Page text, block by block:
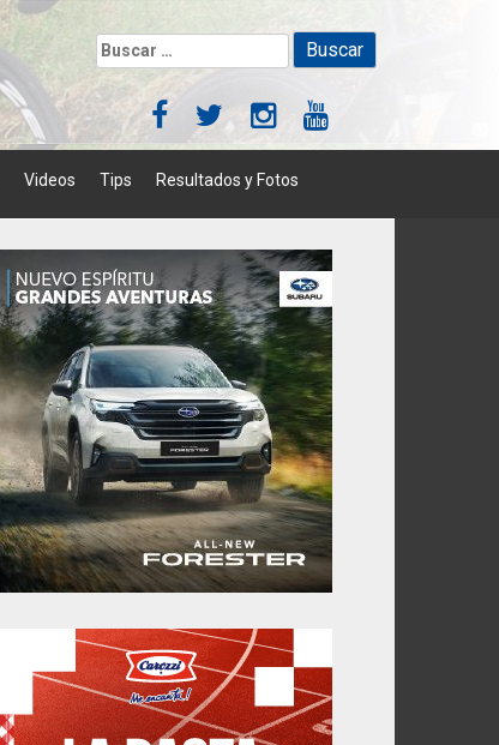
Buscar:
Videos Tips Resultados y Fotos